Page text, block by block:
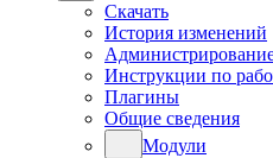
Скачать
История изменений
Инструкции по
Плагины
Общие сведения
Модули